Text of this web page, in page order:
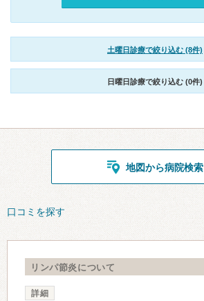
土曜日診療で絞り込む (8件)
日曜日診療で絞り込む (0件)
地図から病院検索
口コミを探す
リンパ節炎について
詳細